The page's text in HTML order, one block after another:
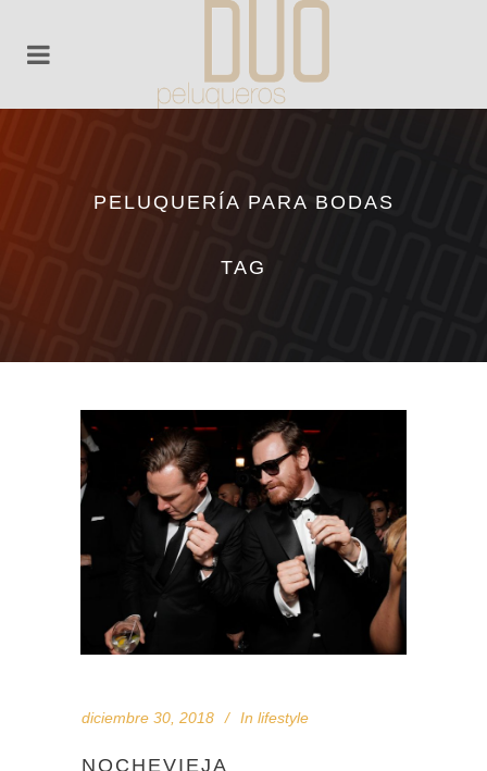
PELUQUERÍA PARA BODAS
TAG
diciembre 30, 2018 In lifestyle
NOCHEVIEJA